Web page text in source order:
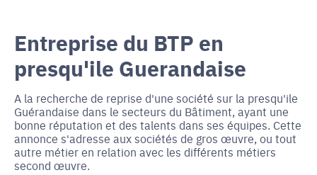
Entreprise du BTP en
presqu'ile Guerandaise
A la recherche de reprise d'une société sur la presqu'ile
Guérandaise dans le secteurs du Bâtiment, ayant une
bonne réputation et des talents dans ses équipes. Cette
annonce s'adresse aux sociétés de gros œuvre, ou tout
autre métier en relation avec les différents métiers
second œuvre.